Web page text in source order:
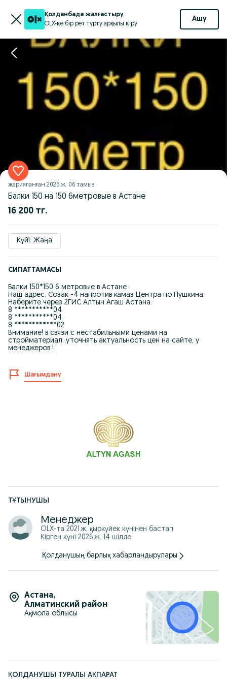
Қолданбада жалғастыру
OLX-ке бір рет түрту арқылы кіру
Ашу
жарияланған 2026 ж. 06 тамыз
Балки 150 на 150 6метровые в Астане
16 200 тг.
Күйі: Жаңа
СИПАТТАМАСЫ
Балки 150*150 6 метровые в Астане
Наш адрес. Созак -4 напротив камаз Центра по Пушкина.
Наберите через 2ГИС Алтын Агаш Астана.
8 ***********04
8 ***********04
8 ************02
Внимание! в связи с нестабильными ценами на
стройматериал ,уточнять актуальность цен на сайте, у
менеджеров !
Шағымдану
ТҰТЫНУШЫ
Менеджер
OLX-та 2021 ж. қыркүйек күнінен бастап
Кірген күні 2026 ж. 14 шілде
Қолданушың барлық хабарландырулары
Астана,
Алматинский район
Ақмола облысы
ҚОЛДАНУШЫ ТУРАЛЫ АҚПАРАТ